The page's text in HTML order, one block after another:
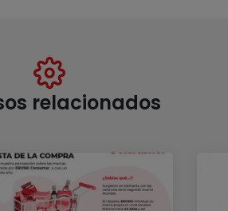
relacionados